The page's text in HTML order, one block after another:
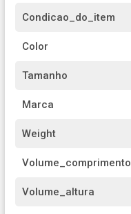
Condicao_do_item
Color
Tamanho
Marca
Weight
Volume_comprimento
Volume_altura